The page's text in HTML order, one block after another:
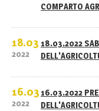
COMPARTO
18.03
2022
18.03.2022
16.03
2022
16.03.2022